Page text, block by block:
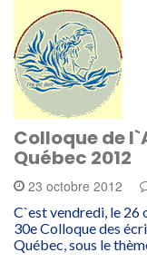
Colloque de
Québec 2012
23 octobre 2012
C`est vendredi, le 26
30e Colloque des
Québec, sous le